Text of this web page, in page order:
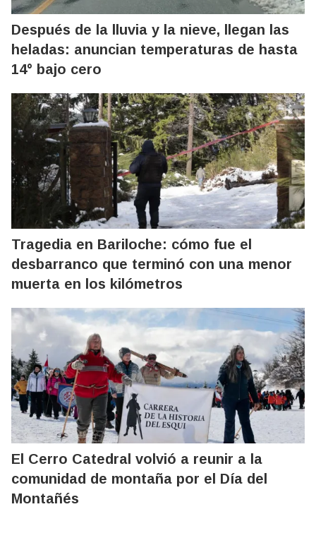
Después de la lluvia y la nieve, llegan las
heladas: anuncian temperaturas de hasta
14° bajo cero
Tragedia en Bariloche: cómo fue el
desbarranco que terminó con una menor
muerta en los kilómetros
El Cerro Catedral volvió a reunir a la
comunidad de montaña por el Día del
Montañés